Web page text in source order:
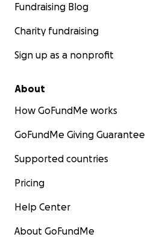
Fundraising Blog
Charity fundraising
Sign up as a nonprofit
About
How GoFundMe works
GoFundMe Giving Guarantee
Supported countries
Pricing
Help Center
About GoFundMe